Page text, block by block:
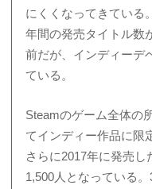
にくくなってきている。
年間の発売タイトル数
前だが、インディーデ
ている。
Steamのゲーム全体の
てインディー作品に限
さらに2017年に発売し
1,500人となっている